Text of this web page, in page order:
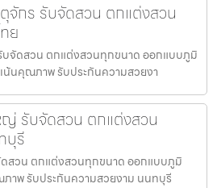
กร รับจัดสวน ตกแต่งสวน
ย
จัดสวน ตกแต่งสวนทุกขนาด ออกแบบภูมิ
น้นคุณภาพ รับประกันความสวยงา
ญ่ รับจัดสวน ตกแต่งสวน
บุรี
ดสวน ตกแต่งสวนทุกขนาด ออกแบบภูมิ
าพ รับประกันความสวยงาม นนทบุรี